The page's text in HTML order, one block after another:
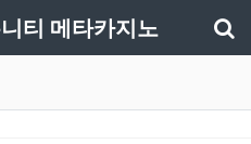
티 메타카지노